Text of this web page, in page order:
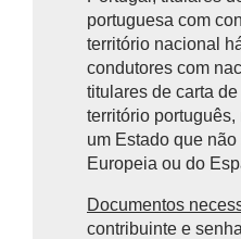
portuguesa com
território nacional
condutores com
titulares de carta
território
um Estado que
Europeia ou do
Documentos
contribuinte e